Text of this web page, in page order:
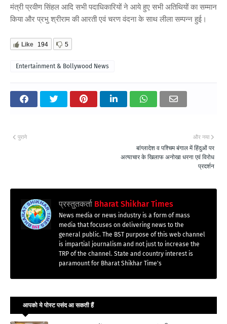
मंत्री प्रवीण सिंहल आदि सभी पदाधिकारियों ने आये हुए सभी अतिथियों का सम्मान
किया और प्रभु श्रीराम की आरती एवं चरण वंदना के साथ लीला सम्पन्न हुई।
Like 194 5
Entertainment & Bollywood News
और नया
बांग्लादेश व पश्चिम बंगाल में हिंदुओं पर
अत्याचार के खिलाफ अनोखा धरना एवं विरोध
प्रदर्शन
पुराने
प्रस्तुतकर्ता Bharat Shikhar Times
News media or news industry is a form of mass
media that focuses on delivering news to the
general public. The BST purpose of this web channel
is impartial journalism and not just to increase the
TRP of the channel. State and country interest is
paramount for Bharat Shikhar Time's
आपको ये पोस्ट पसंद आ सकती हैं